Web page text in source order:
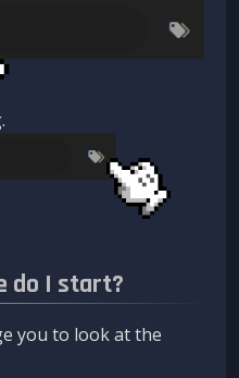
do I start?
you to look at the